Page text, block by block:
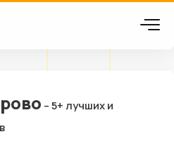
– 5+ лучших и